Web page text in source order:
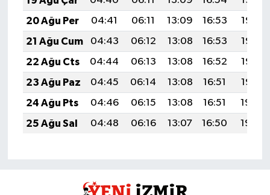
20 Ağu Per
04:41 06:11 13:09 16:53
19:56
21 Ağu Cum
04:43 06:12 13:08 16:53
19:55
22 Ağu Cts
04:44 06:13 13:08 16:52
19:53
23 Ağu Paz
04:45 06:14 13:08 16:51
19:52
24 Ağu Pts
04:46 06:15 13:08 16:51
19:50
25 Ağu Sal
04:48 06:16 13:07 16:50 19:49